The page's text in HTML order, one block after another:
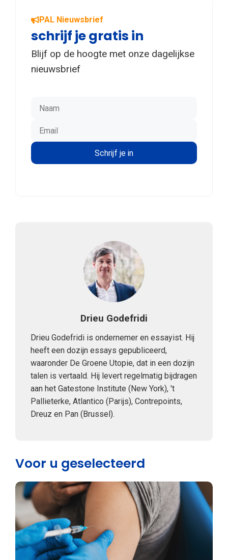
PAL Nieuwsbrief
schrijf je gratis in
Blijf op de hoogte met onze dagelijkse
nieuwsbrief
Drieu Godefridi
Drieu Godefridi is ondernemer en essayist. Hij
heeft een dozijn essays gepubliceerd,
waaronder De Groene Utopie, dat in een dozijn
talen is vertaald. Hij levert regelmatig bijdragen
aan het Gatestone Institute (New York), 't
Pallieterke, Atlantico (Parijs), Contrepoints,
Dreuz en Pan (Brussel).
Voor u geselecteerd